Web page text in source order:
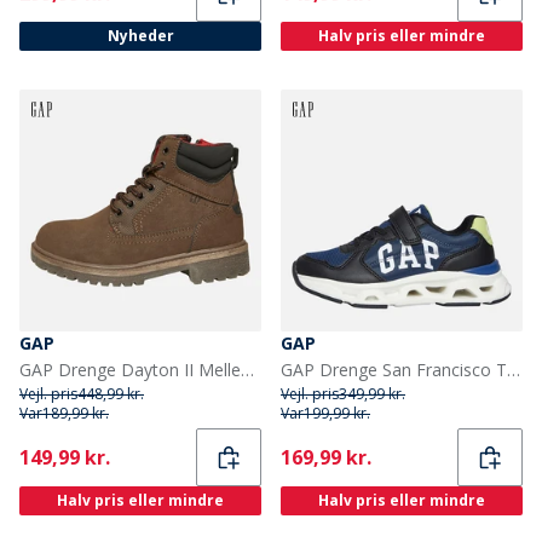
Nyheder Halv pris eller mindre
GAP
GAP Drenge Dayton II Mellem Snøre Støvler Sepia
Vejl. pris448,99 kr.
Var189,99 kr.
Current
149,99 kr.
Halv pris eller mindre
GAP
GAP Drenge San Francisco Træningssko Black Blue Lime
Vejl. pris349,99 kr.
Var199,99 kr.
Current
169,99 kr.
Halv pris eller mindre